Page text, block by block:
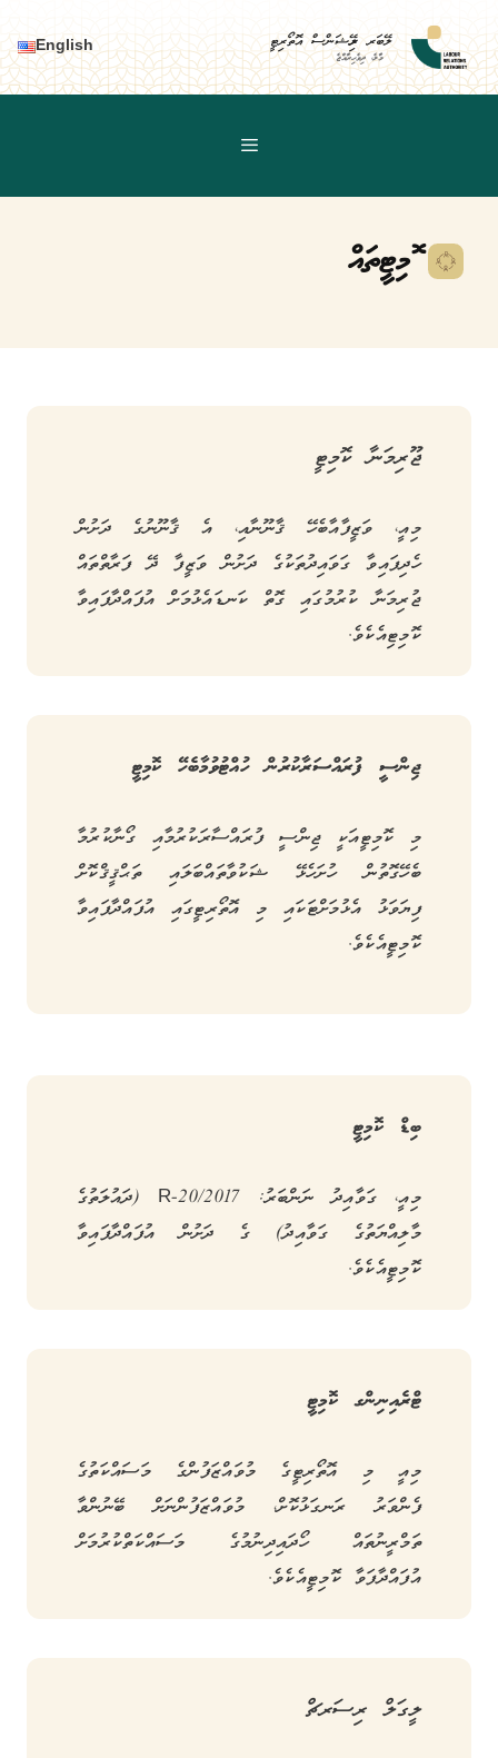
to
content
English ލޭބަރ ރިލޭޝަންސް އޮތޯރިޓީ
މާލެ، ދިވެހިރާއްޖެ
ކޮމިޓީތައް
ޖޫރިމަނާ ކޮމިޓީ
މިއީ، ވަޒީފާއާބެހޭ ޤާނޫނާއި، އެ ޤާނޫނުގެ ދަށުން
ހެދިފައިވާ ގަވައިދުތަކުގެ ދަށުން ވަޒީފާ ދޭ ފަރާތްތައް
ޖުރިމަނާ ކުރުމުގައި ގޮތް ކަނޑައެޅުމަށް އުފައްދާފައިވާ
ކޮމިޓިއެކެވެ.
ޖިންސީ ފުރައްސަރާކުރުން ހުއްޓުވުމާބެހޭ ކޮމިޓީ
މި ކޮމިޓީއަކީ ޖިންސީ ފުރައްސާރަކުރުމާއި ގޯނާކުރުމާ
ބެހޭގޮތުން ހުށަހެޅޭ ޝަކުވާތައްބަލައި ތަޙްޤީޤްކޮށް
ފިޔަވަޅު އެޅުމަށްޓަކައި މި އޮތޯރިޓީގައި އުފައްދާފައިވާ
ކޮމިޓީއެކެވެ.
ބިޑް ކޮމިޓީ
މިއީ، ގަވާއިދު ނަންބަރު: R-20/2017 (ދައުލަތުގެ
މާލިއްޔަތުގެ ގަވާއިދު) ގެ ދަށުން އުފައްދާފައިވާ
ކޮމިޓީއެކެވެ.
ޓްރެއިނިންގ ކޮމިޓީ
މިއީ މި އޮތޯރިޓީގެ މުވައްޒަފުންގެ މަސައްކަތުގެ
ފެންވަރު ރަނގަޅުކޮށް، މުވައްޒަފުންނަށް ބޭނުންވާ
ތަމްރީނުތައް ހޯދައިދިނުމުގެ މަސައްކަތްކުރުމަށް
އުފައްދާފަވާ ކޮމިޓީއެކެވެ.
ލީގަލް ރިސަރޗް